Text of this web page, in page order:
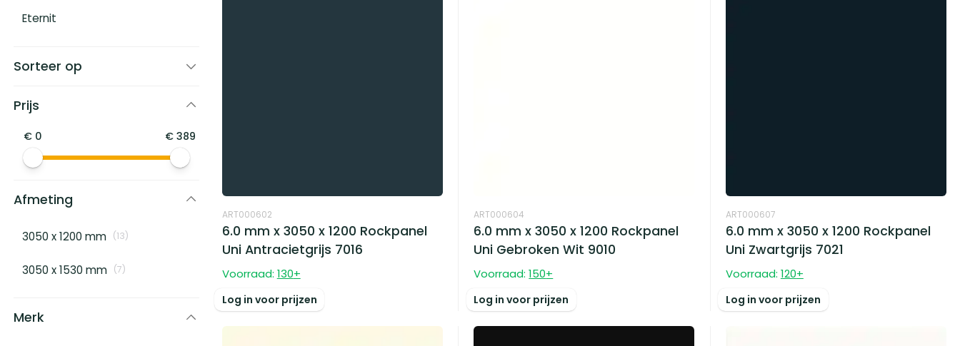
ART000602
6.0 mm x 3050 x 1200 Rockpanel
Uni Antracietgrijs 7016
Voorraad: 130+
Log in voor prijzen
ART000604
6.0 mm x 3050 x 1200 Rockpanel
Uni Gebroken Wit 9010
Voorraad: 150+
Log in voor prijzen
ART000607
6.0 mm x 3050 x 1200 Rockpanel
Uni Zwartgrijs 7021
Voorraad: 120+
Log in voor prijzen
Eternit
Sorteer op
Prijs
€ 0 € 389
Afmeting
3050 x 1200 mm (13)
3050 x 1530 mm (7)
Merk